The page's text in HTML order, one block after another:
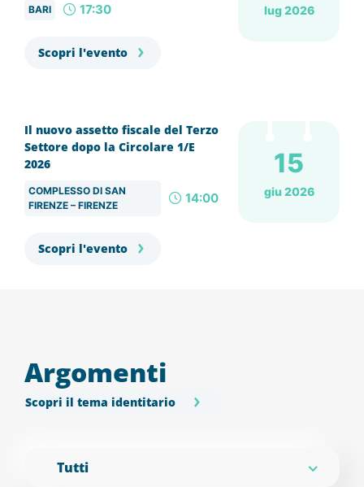
BARI 17:30
Scopri l'evento
lug 2026
Il nuovo assetto fiscale del Terzo
Settore dopo la Circolare 1/E
2026
COMPLESSO DI SAN
FIRENZE – FIRENZE
14:00
Scopri l'evento
15
giu 2026
Argomenti
Scopri il tema identitario
Tutti